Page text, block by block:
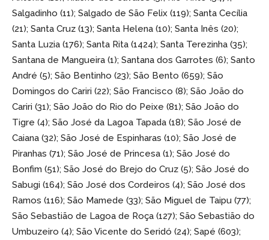
Salgadinho (11); Salgado de São Felix (119); Santa Cecília
(21); Santa Cruz (13); Santa Helena (10); Santa Inês (20);
Santa Luzia (176); Santa Rita (1424); Santa Terezinha (35);
Santana de Mangueira (1); Santana dos Garrotes (6); Santo
André (5); São Bentinho (23); São Bento (659); São
Domingos do Cariri (22); São Francisco (8); São João do
Cariri (31); São João do Rio do Peixe (81); São João do
Tigre (4); São José da Lagoa Tapada (18); São José de
Caiana (32); São José de Espinharas (10); São José de
Piranhas (71); São José de Princesa (1); São José do
Bonfim (51); São José do Brejo do Cruz (5); São José do
Sabugi (164); São José dos Cordeiros (4); São José dos
Ramos (116); São Mamede (33); São Miguel de Taipu (77);
São Sebastião de Lagoa de Roça (127); São Sebastião do
Umbuzeiro (4); São Vicente do Seridó (24); Sapé (603);